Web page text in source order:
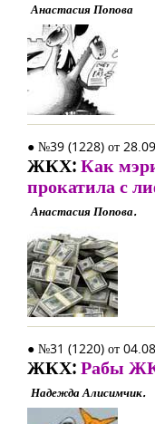
Анастасия Попова
● №39 (1228) от
ЖКХ:Как
прокатила с
Анастасия Попова.
● №31 (1220) от
ЖКХ:Рабы
Надежда Алисимчик.